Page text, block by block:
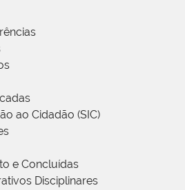
ao Cidadão (SIC)
e Concluídas
Disciplinares